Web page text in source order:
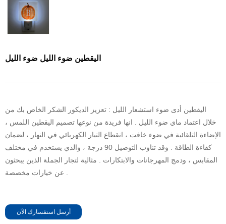
اليقطين ضوء الليل ضوء الليل
اليقطين أدى ضوء استشعار الليل : تعزيز الديكور الشكر الخاص بك من
خلال اعتماد ماي ضوء الليل . انها فريدة من نوعها تصميم اليقطين اللمس ،
الإضاءة التلقائية في ضوء خافت ، انقطاع التيار الكهربائي في النهار ، لضمان
كفاءة الطاقة . وقد تناوب التوصيل 90 درجة ، والذي يستخدم في مختلف
المقابس ، ودمج المهرجانات والابتكارات . مثالية لتجار الجملة الذين يبحثون
أرسل استفسارك الآن